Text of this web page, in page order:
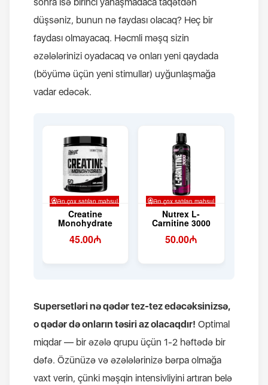
düşsəniz, bunun nə faydası olacaq? Heç bir
faydası olmayacaq. Həcmli məşq sizin
əzələlərinizi oyadacaq və onları yeni qaydada
(böyümə üçün yeni stimullar) uyğunlaşmağa
vadar edəcək.
Supersetləri nə qədər tez-tez edəcəksinizsə,
o qədər də onların təsiri az olacaqdır! Optimal
miqdar — bir əzələ qrupu üçün 1-2 həftədə bir
dəfə. Özünüzə və əzələlərinizə bərpa olmağa
vaxt verin, çünki məşqin intensivliyini artıran belə